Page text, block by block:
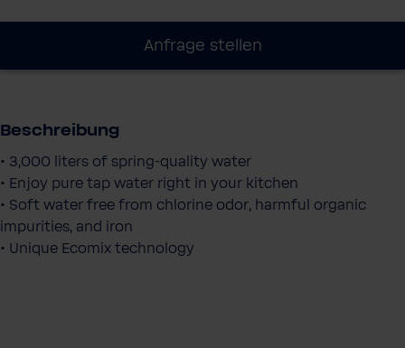
Anfrage stellen
Beschreibung
• 3,000 liters of spring-quality water
• Enjoy pure tap water right in your kitchen
• Soft water free from chlorine odor, harmful organic
impurities, and iron
• Unique Ecomix technology